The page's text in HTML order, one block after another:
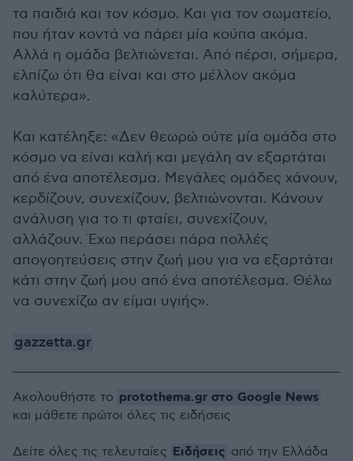
τα παιδιά και τον κόσμο. Και για τον σωματείο,
που ήταν κοντά να πάρει μία κούπα ακόμα.
Αλλά η ομάδα βελτιώνεται. Από πέρσι, σήμερα,
ελπίζω ότι θα είναι και στο μέλλον ακόμα
καλύτερα».
Και κατέληξε: «Δεν θεωρώ ούτε μία ομάδα στο
κόσμο να είναι καλή και μεγάλη αν εξαρτάται
από ένα αποτέλεσμα. Μεγάλες ομάδες χάνουν,
κερδίζουν, συνεχίζουν, βελτιώνονται. Κάνουν
ανάλυση για το τι φταίει, συνεχίζουν,
αλλάζουν. Έχω περάσει πάρα πολλές
απογοητεύσεις στην ζωή μου για να εξαρτάται
κάτι στην ζωή μου από ένα αποτέλεσμα. Θέλω
να συνεχίζω αν είμαι υγιής».
gazzetta.gr
Ακολουθήστε το protothema.gr στο Google News
και μάθετε πρώτοι όλες τις ειδήσεις
Δείτε όλες τις τελευταίες Ειδήσεις από την Ελλάδα